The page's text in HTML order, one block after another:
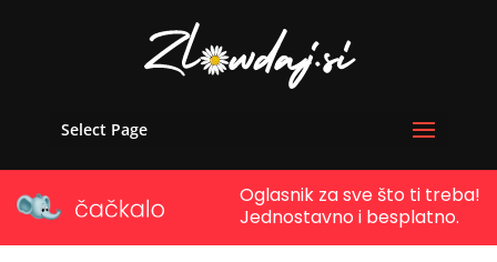
Select Page